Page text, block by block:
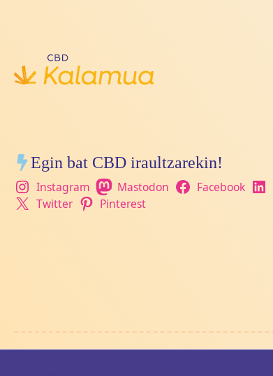
Egin bat CBD iraultzarekin!
Instagram Mastodon Facebook
Twitter
Pinterest